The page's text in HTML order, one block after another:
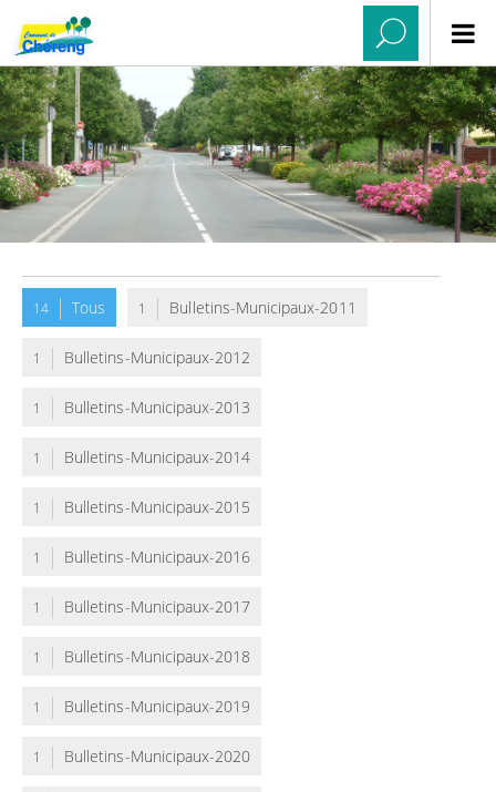
14 Tous 1 Bulletins-Municipaux-2011
1 Bulletins-Municipaux-2012
1 Bulletins-Municipaux-2013
1 Bulletins-Municipaux-2014
1 Bulletins-Municipaux-2015
1 Bulletins-Municipaux-2016
1 Bulletins-Municipaux-2017
1 Bulletins-Municipaux-2018
1 Bulletins-Municipaux-2019
1 Bulletins-Municipaux-2020